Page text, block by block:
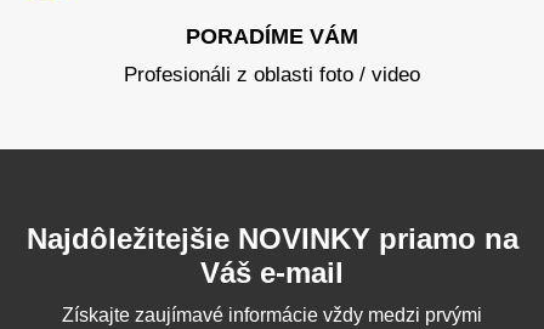
PORADÍME VÁM
Profesionáli z oblasti foto / video
Najdôležitejšie NOVINKY priamo na
Váš e-mail
Získajte zaujímavé informácie vždy medzi prvými